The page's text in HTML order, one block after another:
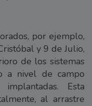
por ejemplo,
y 9 de Julio,
de los sistemas
a nivel de campo
Esta
al arrastre